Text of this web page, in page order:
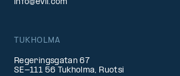
info@evli.com
TUKHOLMA
Regeringsgatan 67
SE-111 56 Tukholma, Ruotsi